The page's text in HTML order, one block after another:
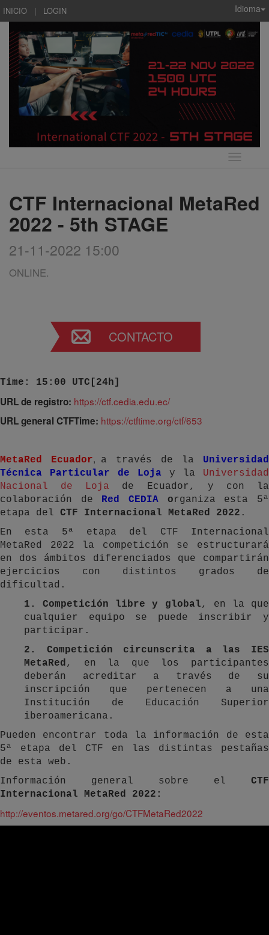
INICIO | LOGIN Idioma
Idioma
CTF Internacional MetaRed
2022 - 5th STAGE
21-11-2022 15:00
ONLINE.
CONTACTO
Time: 15:00 UTC[24h]
URL de registro: https://ctf.cedia.edu.ec/
URL general CTFTime: https://ctftime.org/ctf/653
MetaRed Ecuador, a través de la Universidad
Técnica Particular de Loja y la Universidad
Nacional de Loja de Ecuador, y con la
colaboración de Red CEDIA organiza esta 5ª
etapa del CTF Internacional MetaRed 2022 .
En esta 5ª etapa del CTF Internacional
MetaRed 2022 la competición se estructurará
en dos ámbitos diferenciados que compartirán
ejercicios con distintos grados de
dificultad.
1. Competición libre y global, en la que
cualquier equipo se puede inscribir y
participar.
2. Competición circunscrita a las IES
MetaRed, en la que los participantes
deberán acreditar a través de su
inscripción que pertenecen a una
Institución de Educación Superior
iberoamericana.
Pueden encontrar toda la información de esta
5ª etapa del CTF en las distintas pestañas
de esta web.
Información general sobre el CTF
Internacional MetaRed 2022:
http://eventos.metared.org/go/CTFMetaRed2022